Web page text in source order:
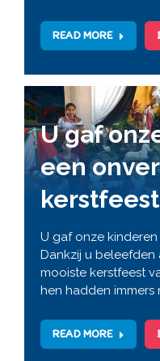
READ MORE
U gaf
een
U gaf onze
Dankzij u
mooiste kerstfeest
hen hadden immers
READ MORE